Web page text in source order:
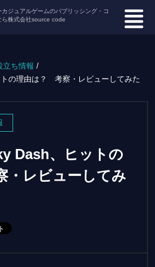
カジュアルゲームのパブリッシング・コ
ら株式会社source code
立ち情報 /
の理由は？ 考察・レビューしてみた
Dash、ヒットの
レビューしてみ